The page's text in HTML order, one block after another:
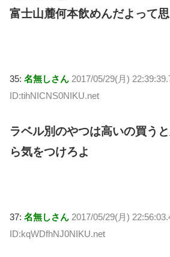
富士山麓何本飲めんだよって
35: 名無しさん 2017/05/29(月)
ID:tihNICNS0NIKU.net
ラベル別のやつは高いの買う
ら気をつけろよ
37: 名無しさん 2017/05/29(月)
ID:kqWDfhNJ0NIKU.net